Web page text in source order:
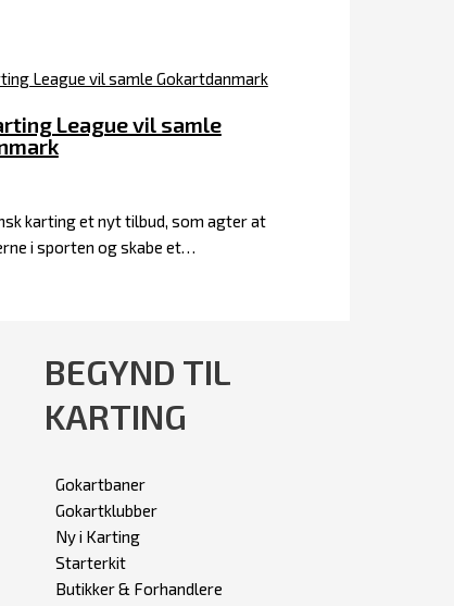
League vil samle
karting et nyt tilbud, som agter at
i sporten og skabe et…
BEGYND TIL
KARTING
Gokartbaner
Gokartklubber
Ny i Karting
Starterkit
Butikker & Forhandlere